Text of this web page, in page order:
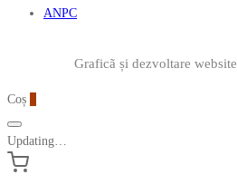
ANPC
Graficã și dezvoltare website
Coș
Updating…